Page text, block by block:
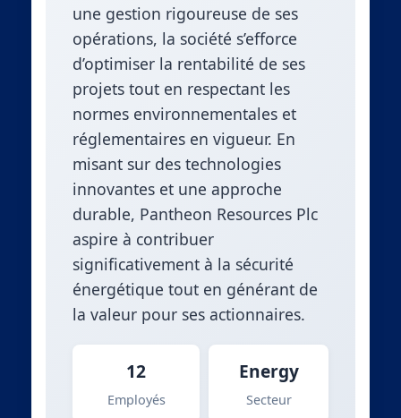
une gestion rigoureuse de ses
opérations, la société s’efforce
d’optimiser la rentabilité de ses
projets tout en respectant les
normes environnementales et
réglementaires en vigueur. En
misant sur des technologies
innovantes et une approche
durable, Pantheon Resources Plc
aspire à contribuer
significativement à la sécurité
énergétique tout en générant de
la valeur pour ses actionnaires.
12
Employés
Energy
Secteur